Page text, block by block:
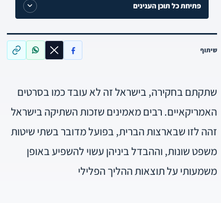
פתיחת כל תוכן הענינים
שיתוף
שתקתם בחקירה, בישראל זה לא עובד כמו בסרטים
האמריקאיים. רבים מאמינים שזכות השתיקה בישראל
זהה לזו שבארצות הברית, בפועל מדובר בשתי שיטות
משפט שונות, וההבדל ביניהן עשוי להשפיע באופן
משמעותי על תוצאות ההליך הפלילי